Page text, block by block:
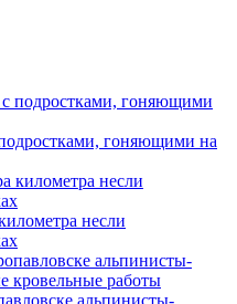
гоняющими на
несли